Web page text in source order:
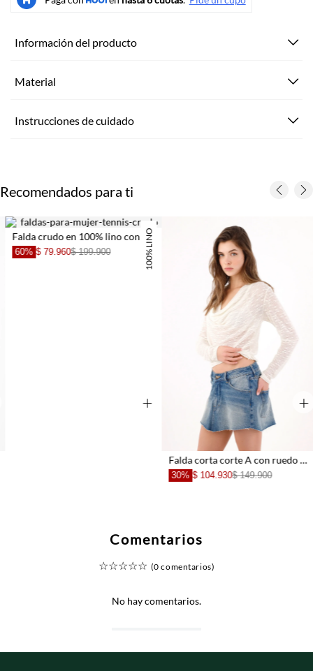
Información del producto
Material
Instrucciones de cuidado
Recomendados para ti
100% LINO
+
Falda crudo en 100% lino con abertura para mujer
60% $ 79.960$ 199.900
+
Falda corta corte A con ruedo deshilachado en algodón azul para mujer
30% $ 104.930$ 149.900
Comentarios
☆☆☆☆☆ (0 comentarios)
No hay comentarios.